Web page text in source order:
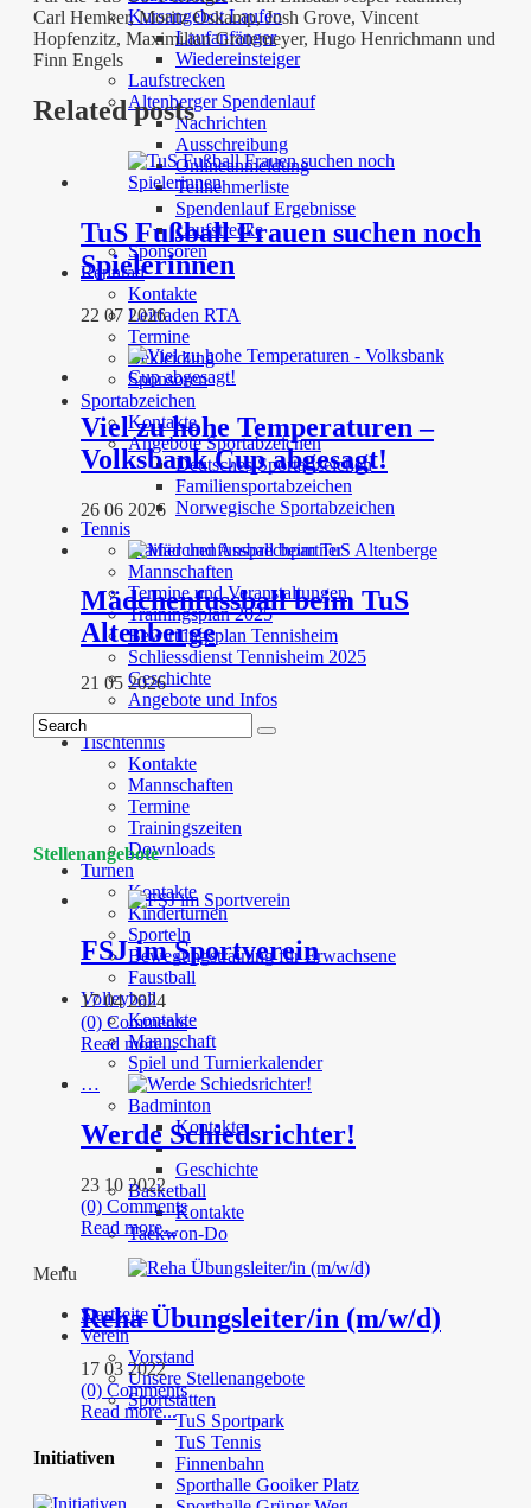
Kursangebot Laufen
Laufanfänger
Wiedereinsteiger
Laufstrecken
Altenberger Spendenlauf
Nachrichten
Ausschreibung
Onlineanmeldung
Teilnehmerliste
Spendenlauf Ergebnisse
Laufstrecke
Sponsoren
Rennrad
Kontakte
Leitfaden RTA
Termine
Bekleidung
Sponsoren
Sportabzeichen
Kontakte
Angebote Sportabzeichen
Deutsches Sportabzeichen
Familiensportabzeichen
Norwegische Sportabzeichen
Tennis
Trainer und Ansprechpartner
Mannschaften
Termine und Veranstaltungen
Trainingsplan 2025
Bewirtungsplan Tennisheim
Schliessdienst Tennisheim 2025
Geschichte
Angebote und Infos
Anfahrt Tennis
Tischtennis
Kontakte
Mannschaften
Termine
Trainingszeiten
Downloads
Turnen
Kontakte
Kinderturnen
Sporteln
Bewegungstraining für Erwachsene
Faustball
Volleyball
Kontakte
Mannschaft
Spiel und Turnierkalender
…
Badminton
Kontakte
Geschichte
Basketball
Kontakte
Taekwon-Do
Menu
Startseite
Verein
Vorstand
Unsere Stellenangebote
Sportstätten
TuS Sportpark
TuS Tennis
Finnenbahn
Sporthalle Gooiker Platz
Carl Hemker, Moritz Oskamp, Josh Grove, Vincent
Hopfenzitz, Maximilian Grotemeyer, Hugo Henrichmann und
Finn Engels
Related posts
TuS Fußball Frauen suchen noch
Spielerinnen
22 07 2026
Viel zu hohe Temperaturen –
Volksbank Cup abgesagt!
26 06 2026
Mädchenfussball beim TuS
Altenberge
21 05 2026
Stellenangebote
FSJ im Sportverein
17 04 2024
(0) Comments
Read more...
Werde Schiedsrichter!
23 10 2022
(0) Comments
Read more...
Reha Übungsleiter/in (m/w/d)
17 03 2022
(0) Comments
Read more...
Initiativen